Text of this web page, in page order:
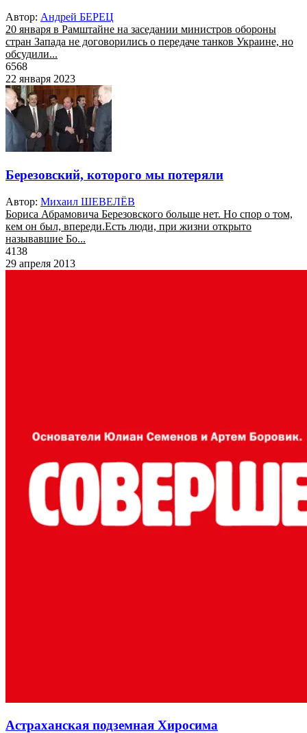
Автор: Андрей БЕРЕЦ
20 января в Рамштайне на заседании министров обороны
стран Запада не договорились о передаче танков Украине, но
обсудили...
6568
22 января 2023
Березовский, которого мы потеряли
Автор: Михаил ШЕВЕЛЁВ
Бориса Абрамовича Березовского больше нет. Но спор о том,
кем он был, впереди.Есть люди, при жизни открыто
называвшие Бо...
4138
29 апреля 2013
Астраханская подземная Хиросима